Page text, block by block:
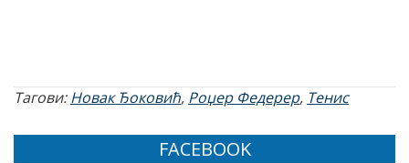
Тагови:Новак Ђоковић, Роџер Федерер, Тенис
FACEBOOK